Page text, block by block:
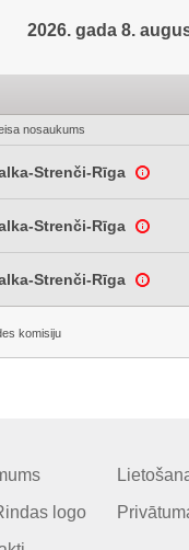
2026. gada 8.
nosaukums
Strenči-Rīga
Strenči-Rīga
Strenči-Rīga
komisiju
logo